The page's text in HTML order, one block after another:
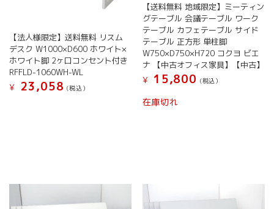
【法人様限定】送料無料 リスム
デスク W1000×D600 ホワイト×
ホワイト脚 2ヶ口コンセント付き
RFFLD-1060WH-WL
¥
23,058 (税込）
【送料無料 地域限定】ミーティン
グテーブル 会議テーブル ワーク
テーブル カフェテーブル サイド
テーブル 正方形 単柱脚
W750×D750×H720 コクヨ ビエ
ナ 【中古オフィス家具】【中古】
¥
15,800 (税込）
在庫切れ